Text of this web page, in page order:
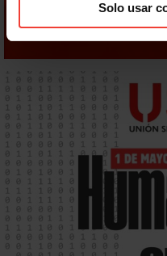
Solo usar